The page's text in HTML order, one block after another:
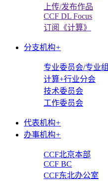
上传/发布作品
CCF DL Focus
订阅《计算》
分支机构+
专业委员会/专业组
计算+行业分会
技术委员会
工作委员会
代表机构+
办事机构+
CCF北京本部
CCF BC
CCF东北办公室